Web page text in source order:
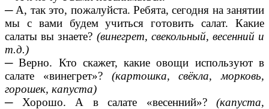
─ А, так это, пожалуйста. Ребята, сегодня на занятии
мы с вами будем учиться готовить салат. Какие
салаты вы знаете? (винегрет, свекольный, весенний и
т.д.)
─ Верно. Кто скажет, какие овощи используют в
салате «винегрет»? (картошка, свёкла, морковь,
горошек, капуста)
─ Хорошо. А в салате «весенний»? (капуста,